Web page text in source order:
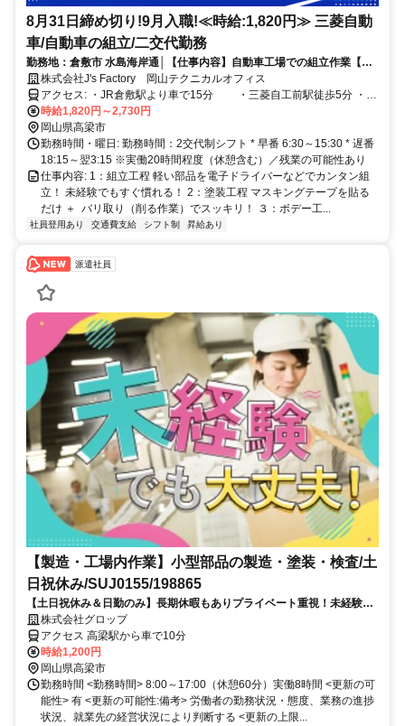
8月31日締め切り!9月入職!≪時給:1,820円≫ 三菱自動
車/自動車の組立/二交代勤務
勤務地：倉敷市 水島海岸通│【仕事内容】自動車工場での組立作業【特
徴】独り暮らししたい方は寮完備・長期安定雇用
株式会社J's Factory 岡山テクニカルオフィス
アクセス: ・JR倉敷駅より車で15分 ・三菱自工前駅徒歩5分 ・
JR総社駅より車で35分 ・JR児島駅より車で25分 ・JR北長瀬駅
時給1,820円～2,730円
岡山県高梁市
勤務時間・曜日: 勤務時間：2交代制シフト * 早番 6:30～15:30 * 遅番
18:15～翌3:15 ※実働20時間程度（休憩含む）／残業の可能性あり
仕事内容: 1：組立工程 軽い部品を電子ドライバーなどでカンタン組
立！ 未経験でもすぐ慣れる！ 2：塗装工程 マスキングテープを貼る
だけ ＋ バリ取り（削る作業）でスッキリ！ ３：ボデー工...
社員登用あり 交通費支給 シフト制 昇給あり
派遣社員
【製造・工場内作業】小型部品の製造・塗装・検査/土
日祝休み/SUJ0155/198865
【土日祝休み＆日勤のみ】長期休暇もありプライベート重視！未経験か
らコツコツ作業で安定しませんか♪
株式会社グロップ
アクセス 高梁駅から車で10分
時給1,200円
岡山県高梁市
勤務時間 <勤務時間> 8:00～17:00（休憩60分）実働8時間 <更新の可
能性> 有 <更新の可能性:備考> 労働者の勤務状況・態度、業務の進捗
状況、就業先の経営状況により判断する <更新の上限...